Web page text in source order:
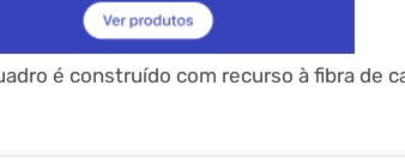
é construído com recurso à fibra de